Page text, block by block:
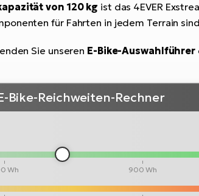
von 120 kg ist das 4EVER
für Fahrten in jedem Terrain
Sie unseren E-Bike-Auswahlführer
Bike-Reichweiten-Rechner
Wh 900 Wh